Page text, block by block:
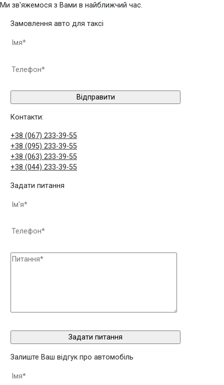
Ми зв'яжемося з Вами в найближчий час.
Замовлення авто для таксі
Контакти:
+38 (067) 233-39-55
+38 (095) 233-39-55
+38 (063) 233-39-55
+38 (044) 233-39-55
Задати питання
Залиште Ваш відгук про автомобіль